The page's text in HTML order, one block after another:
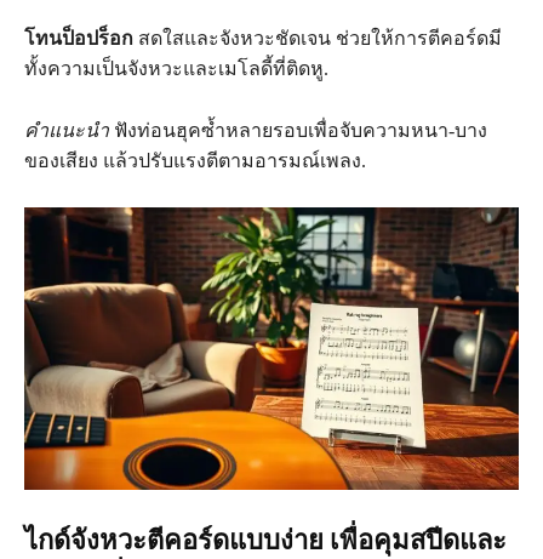
โทนป็อปร็อก สดใสและจังหวะชัดเจน ช่วยให้การตีคอร์ดมี
ทั้งความเป็นจังหวะและเมโลดี้ที่ติดหู.
คำแนะนำ ฟังท่อนฮุคซ้ำหลายรอบเพื่อจับความหนา-บาง
ของเสียง แล้วปรับแรงตีตามอารมณ์เพลง.
ไกด์จังหวะตีคอร์ดแบบง่าย เพื่อคุมสปีดและ